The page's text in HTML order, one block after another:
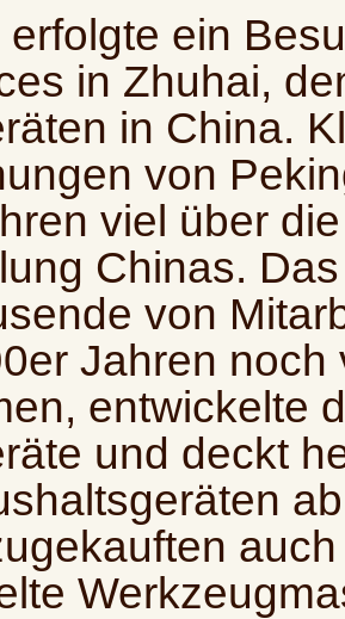
erfolgte ein
in Zhuhai,
in China.
von
viel über
Chinas.
von
Jahren
entwickelte
und deckt